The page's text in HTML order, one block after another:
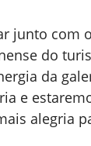
junto com
do
da
e
alegria